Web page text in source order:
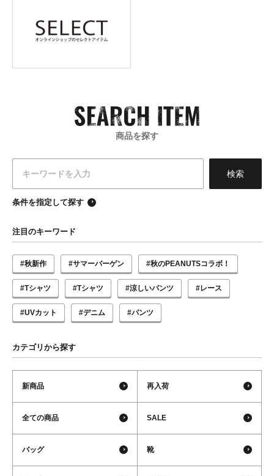
商品を探す
条件を指定して探す
注目のキーワード
#秋新作 #サマーバーゲン #秋のPEANUTSコラボ！
#Tシャツ #Tシャツ #涼しいパンツ #レース
#UVカット #デニム #パンツ
カテゴリから探す
新商品 再入荷
全ての商品 SALE
バッグ 靴